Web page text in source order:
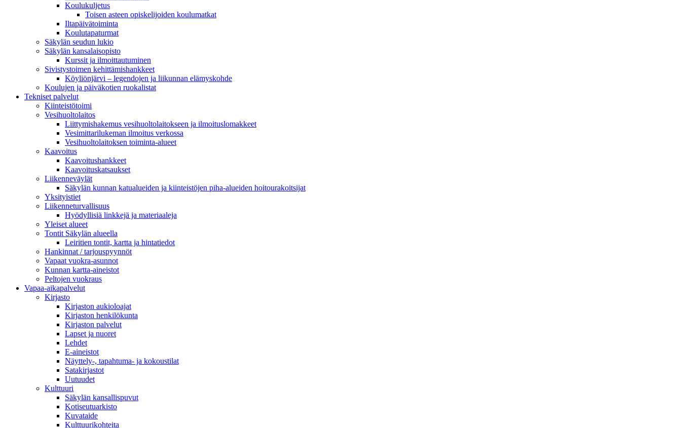
Koulukuljetus
Toisen asteen opiskelijoiden koulumatkat
Iltapäivätoiminta
Koulutapaturmat
Säkylän seudun lukio
Säkylän kansalaisopisto
Kurssit ja ilmoittautuminen
Sivistystoimen kehittämishankkeet
Köyliönjärvi – legendojen ja liikunnan elämyskohde
Koulujen ja päiväkotien ruokalistat
Tekniset palvelut
Kiinteistötoimi
Vesihuoltolaitos
Liittymishakemus vesihuoltolaitokseen ja ilmoituslomakkeet
Vesimittarilukeman ilmoitus verkossa
Vesihuoltolaitoksen toiminta-alueet
Kaavoitus
Kaavoitushankkeet
Kaavoituskatsaukset
Liikenneväylät
Säkylän kunnan katualueiden ja kiinteistöjen piha-alueiden hoitourakoitsijat
Yksityistiet
Liikenneturvallisuus
Hyödyllisiä linkkejä ja materiaaleja
Yleiset alueet
Tontit Säkylän alueella
Leiritien tontit, kartta ja hintatiedot
Hankinnat / tarjouspyynnöt
Vapaat vuokra-asunnot
Kunnan kartta-aineistot
Peltojen vuokraus
Vapaa-aika­palvelut
Kirjasto
Kirjaston aukioloajat
Kirjaston henkilökunta
Kirjaston palvelut
Lapset ja nuoret
Lehdet
E-aineistot
Näyttely-, tapahtuma- ja kokoustilat
Satakirjastot
Uutuudet
Kulttuuri
Säkylän kansallispuvut
Kotiseutuarkisto
Kuvataide
Kulttuurikohteita